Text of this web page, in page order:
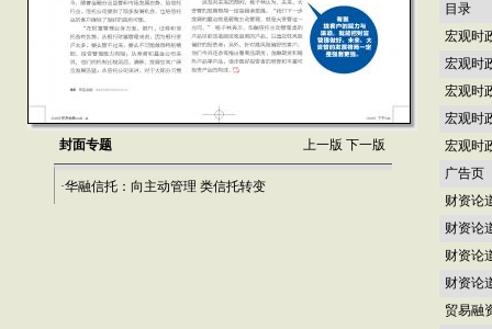
封面专题 上一版 下一版
·华融信托：向主动管理 类信托转变
目录
宏观时
宏观时
宏观时
宏观时
宏观时
广告页
财资论
财资论
财资论
财资论
贸易融